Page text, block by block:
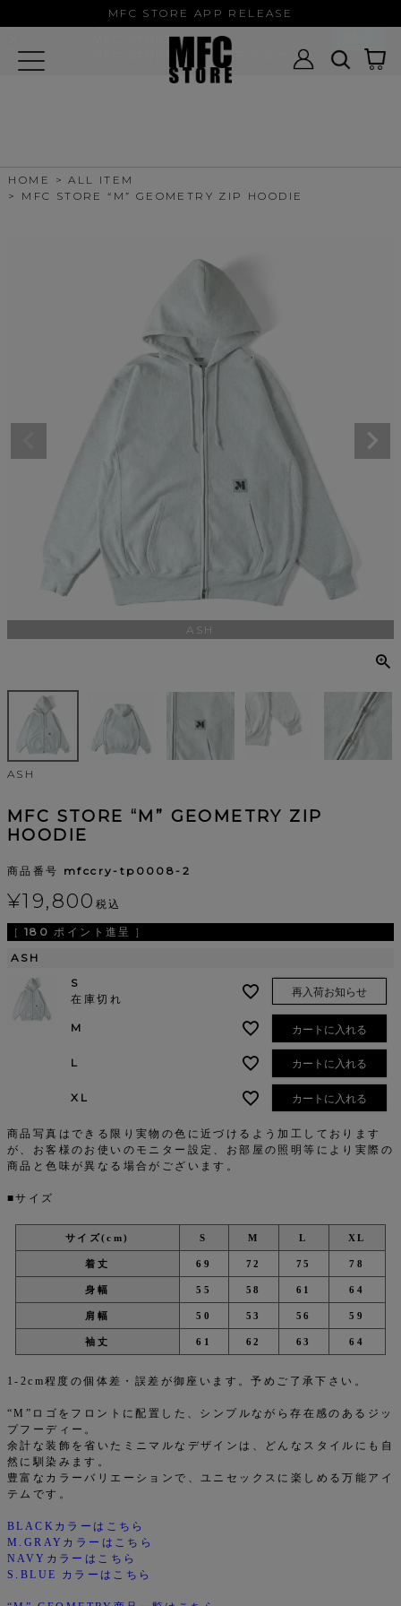
MFC STORE APP RELEASE
HOME
ALL ITEM
MFC STORE “M” GEOMETRY ZIP HOODIE
ASH
ASH
MFC STORE “M” GEOMETRY ZIP
HOODIE
商品番号 mfccry-tp0008-2
¥19,800 税込
[ 180 ポイント進呈 ]
ASH
S
在庫切れ
再入荷お知らせ
M カートに入れる
L カートに入れる
XL カートに入れる
商品写真はできる限り実物の色に近づけるよう加工しております
が、お客様のお使いのモニター設定、お部屋の照明等により実際の
商品と色味が異なる場合がございます。
■サイズ
サイズ(cm) S M L XL
着丈 69 72 75 78
身幅 55 58 61 64
肩幅 50 53 56 59
袖丈 61 62 63 64
1-2cm程度の個体差・誤差が御座います。予めご了承下さい。
“M”ロゴをフロントに配置した、シンプルながら存在感のあるジッ
プフーディー。
余計な装飾を省いたミニマルなデザインは、どんなスタイルにも自
然に馴染みます。
豊富なカラーバリエーションで、ユニセックスに楽しめる万能アイ
テムです。
BLACKカラーはこちら
M.GRAYカラーはこちら
NAVYカラーはこちら
S.BLUE カラーはこちら
MFC STORE
MFC STORE/EXAMPLE 公式アプリ -
Google Play